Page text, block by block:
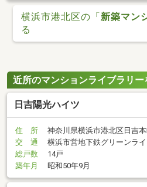
横浜市港北区の「新築マン
る
近所のマンションライブラリー
日吉陽光ハイツ
住 所
神奈川県横浜市港北区日吉
交 通
横浜市営地下鉄グリーンラ
総戸数
14戸
築年月
昭和50年9月